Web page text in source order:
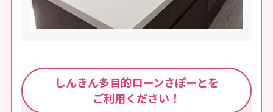
しんきん多目的ローンさぽーとを
ご利用ください！